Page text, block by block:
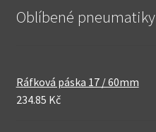
Oblíbené pneumatiky
Ráfková páska 17 / 60mm
234.85 Kč